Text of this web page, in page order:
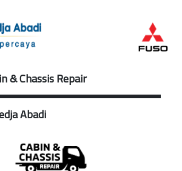
& Chassis Repair
Abadi